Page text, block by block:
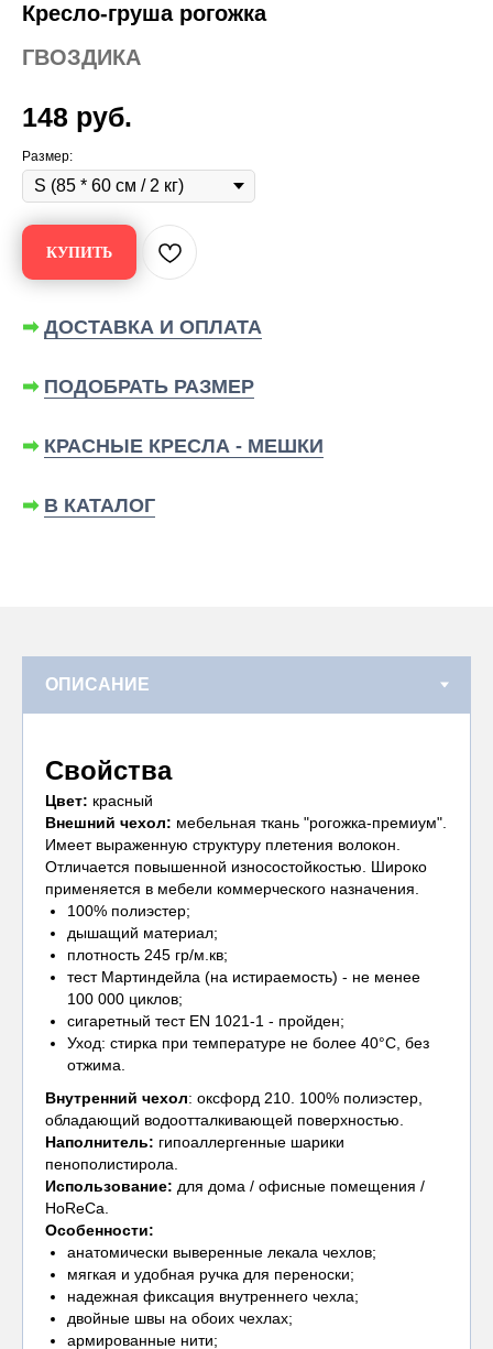
Кресло-груша рогожка
ГВОЗДИКА
148 руб.
Размер:
КУПИТЬ
➡ ДОСТАВКА И ОПЛАТА
➡ ПОДОБРАТЬ РАЗМЕР
➡ КРАСНЫЕ КРЕСЛА - МЕШКИ
➡ В КАТАЛОГ
Свойства
Цвет: красный
Внешний чехол: мебельная ткань "рогожка-премиум".
Имеет выраженную структуру плетения волокон.
Отличается повышенной износостойкостью. Широко
применяется в мебели коммерческого назначения.
100% полиэстер;
дышащий материал;
плотность 245 гр/м.кв;
тест Мартиндейла (на истираемость) - не менее
100 000 циклов;
сигаретный тест EN 1021-1 - пройден;
Уход: стирка при температуре не более 40°С, без
отжима.
Внутренний чехол: оксфорд 210. 100% полиэстер,
обладающий водоотталкивающей поверхностью.
Наполнитель: гипоаллергенные шарики
пенополистирола.
Использование: для дома / офисные помещения /
HoReCa.
Особенности:
анатомически выверенные лекала чехлов;
мягкая и удобная ручка для переноски;
надежная фиксация внутреннего чехла;
двойные швы на обоих чехлах;
армированные нити;